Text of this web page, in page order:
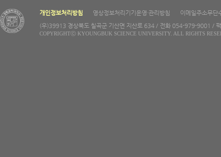
개인정보처리방침 영상정보처리기기운영·관리방침
이메일주소무단
(우)39913 경상북도 칠곡군 기산면 지산로 634 / 전화 054-979-9001 /
COPYRIGHTⓒ KYOUNGBUK SCIENCE UNIVERSITY. ALL RIGHTS